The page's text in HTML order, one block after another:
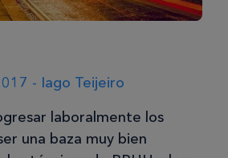
- Iago Teijeiro
laboralmente los
una baza muy bien